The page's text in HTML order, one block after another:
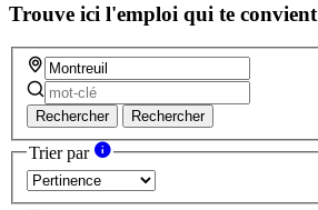
Trouve ici l'emploi qui te convient
Rechercher Rechercher
Trier par